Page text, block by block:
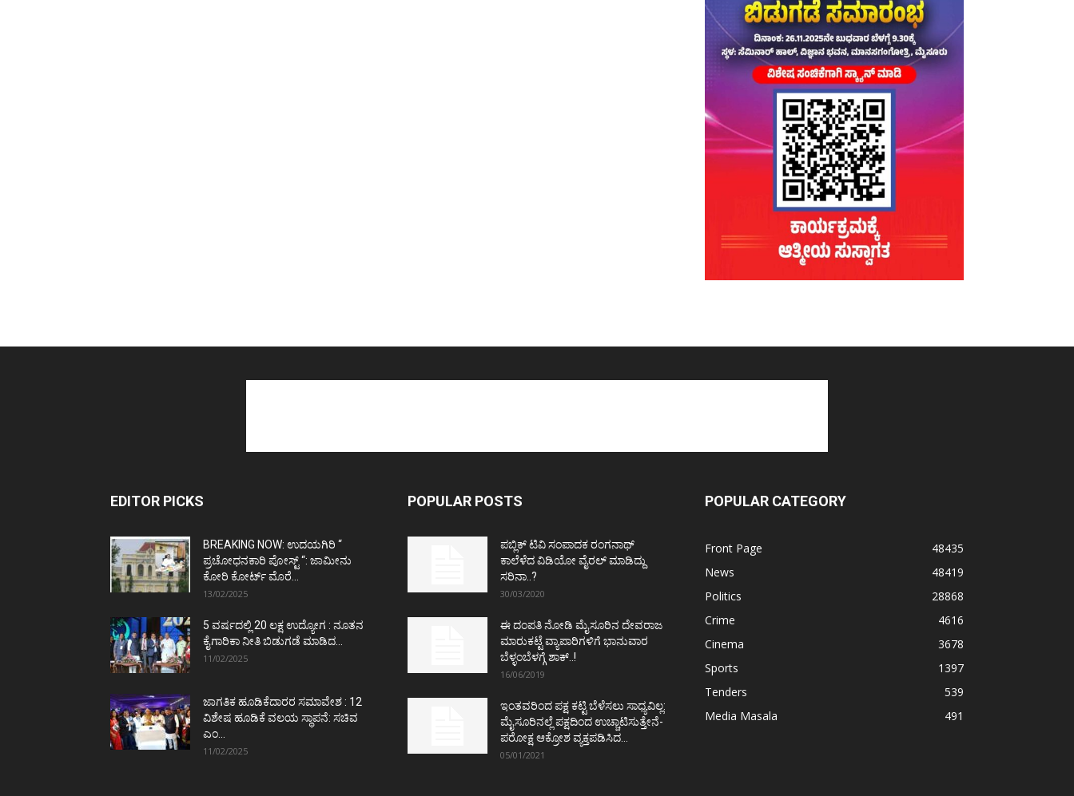
EDITOR PICKS
BREAKING NOW: ಉದಯಗಿರಿ “
ಪ್ರಚೋಧನಕಾರಿ ಪೋಸ್ಟ್‌ “: ಜಾಮೀನು
ಕೋರಿ ಕೋರ್ಟ್‌ ಮೊರೆ...
13/02/2025
5 ವರ್ಷದಲ್ಲಿ 20 ಲಕ್ಷ ಉದ್ಯೋಗ : ನೂತನ
ಕೈಗಾರಿಕಾ ನೀತಿ ಬಿಡುಗಡೆ ಮಾಡಿದ...
11/02/2025
ಜಾಗತಿಕ ಹೂಡಿಕೆದಾರರ ಸಮಾವೇಶ : 12
ವಿಶೇಷ ಹೂಡಿಕೆ ವಲಯ ಸ್ಥಾಪನೆ: ಸಚಿವ
ಎಂ...
11/02/2025
POPULAR POSTS
ಪಬ್ಲಿಕ್ ಟಿವಿ ಸಂಪಾದಕ ರಂಗನಾಥ್
ಕಾಲೆಳೆದ ವಿಡಿಯೋ ವೈರಲ್ ಮಾಡಿದ್ದು
ಸರಿನಾ..?
30/03/2020
ಈ ದಂಪತಿ ನೋಡಿ ಮೈಸೂರಿನ ದೇವರಾಜ
ಮಾರುಕಟ್ಟೆ ವ್ಯಾಪಾರಿಗಳಿಗೆ ಭಾನುವಾರ
ಬೆಳ್ಳಂಬೆಳಗ್ಗೆ ಶಾಕ್..!
16/06/2019
ಇಂತವರಿಂದ ಪಕ್ಷ ಕಟ್ಟಿ ಬೆಳೆಸಲು ಸಾಧ್ಯವಿಲ್ಲ:
ಮೈಸೂರಿನಲ್ಲೆ ಪಕ್ಷದಿಂದ ಉಚ್ಚಾಟಿಸುತ್ತೇನೆ-
ಪರೋಕ್ಷ ಆಕ್ರೋಶ ವ್ಯಕ್ತಪಡಿಸಿದ...
05/01/2021
POPULAR CATEGORY
Front Page
48435
News
48419
Politics
28868
Crime
4616
Cinema
3678
Sports
1397
Tenders
539
Media Masala
491